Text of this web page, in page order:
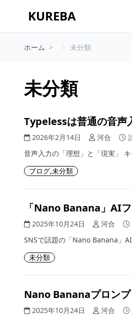
KUREBA
ホーム 未分類
未分類
Typelessは普通の音声
2026年2月14日 河合
音声入力の「理想」と「現実」
ブログ,未分類
「Nano Banana」AI
2025年10月24日 河合
SNSで話題の「Nano Banana」
未分類
Nano Bananaプロンプ
2025年10月24日 河合